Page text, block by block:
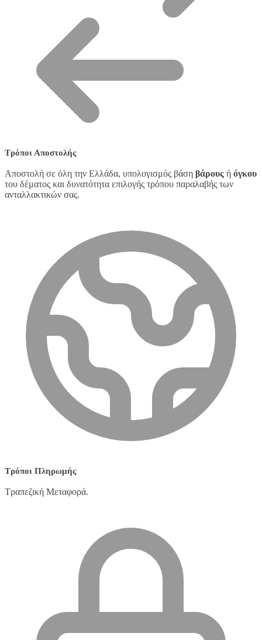
Τρόποι Αποστολής
Αποστολή σε όλη την Ελλάδα, υπολογισμός βάση βάρους ή όγκου
του δέματος και δυνατότητα επιλογής τρόπου παραλαβής των
ανταλλακτικών σας.
Τρόποι Πληρωμής
Τραπεζική Μεταφορά.